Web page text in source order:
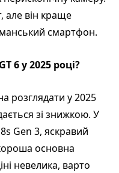
але він краще
смартфон.
6 у 2025 році?
розглядати у 2025
зі знижкою. У
Gen 3, яскравий
основна
невелика, варто